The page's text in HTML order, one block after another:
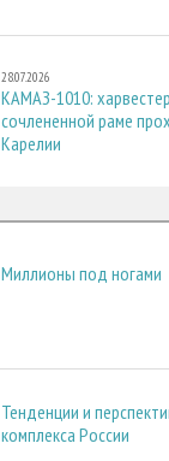
28.07.2026
КАМАЗ-1010:
сочлененной раме
Карелии
Миллионы под ногами
Тенденции и
комплекса России